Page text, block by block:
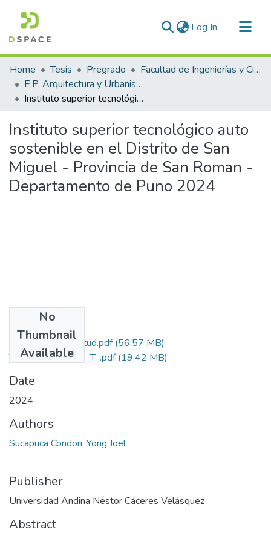
Log In (current)
Communities & Collections
All of DSpace
Statistics
Home Tesis Pregrado
Facultad de Ingenierías y Ciencias Puras
E.P. Arquitectura y Urbanismo
Instituto superior tecnológico auto sostenible en el Distrito de San Miguel - Provincia de San Roman - Departamento de Puno 2024
Instituto superior tecnológico auto
sostenible en el Distrito de San
Miguel - Provincia de San Roman -
Departamento de Puno 2024
No
Thumbnail
Available
Grado de Similitud.pdf(56.57 MB)
T036_74703748_T_.pdf(19.42 MB)
Date
2024
Authors
Sucapuca Condori, Yong Joel
Publisher
Universidad Andina Néstor Cáceres Velásquez
Abstract